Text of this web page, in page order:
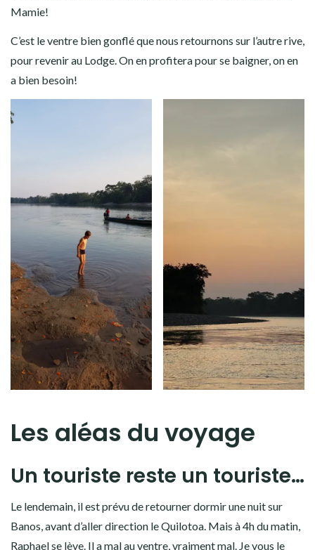
Mamie!
C’est le ventre bien gonflé que nous retournons sur l’autre rive,
pour revenir au Lodge. On en profitera pour se baigner, on en
a bien besoin!
Les aléas du voyage
Un touriste reste un touriste…
Le lendemain, il est prévu de retourner dormir une nuit sur
Banos, avant d’aller direction le Quilotoa. Mais à 4h du matin,
Raphael se lève. Il a mal au ventre, vraiment mal. Je vous le